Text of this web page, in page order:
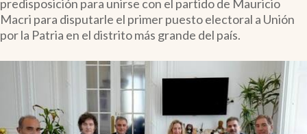
Apertura
Infotechnology
Mundial 2026
predisposición para unirse con el partido de Mauricio
Macri para disputarle el primer puesto electoral a Unión
por la Patria en el distrito más grande del país.